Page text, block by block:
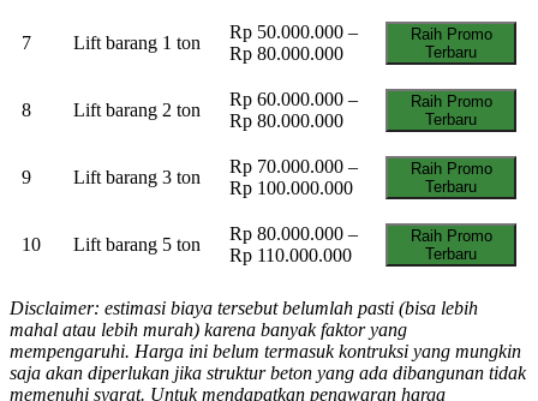
7 Lift barang 1 ton
Rp 50.000.000 –
Rp 80.000.000
Raih Promo
Terbaru
8 Lift barang 2 ton
Rp 60.000.000 –
Rp 80.000.000
Raih Promo
Terbaru
9 Lift barang 3 ton
Rp 70.000.000 –
Rp 100.000.000
Raih Promo
Terbaru
10 Lift barang 5 ton
Rp 80.000.000 –
Rp 110.000.000
Raih Promo
Terbaru
Disclaimer: estimasi biaya tersebut belumlah pasti (bisa lebih
mahal atau lebih murah) karena banyak faktor yang
mempengaruhi. Harga ini belum termasuk kontruksi yang mungkin
saja akan diperlukan jika struktur beton yang ada dibangunan tidak
memenuhi syarat. Untuk mendapatkan penawaran harga